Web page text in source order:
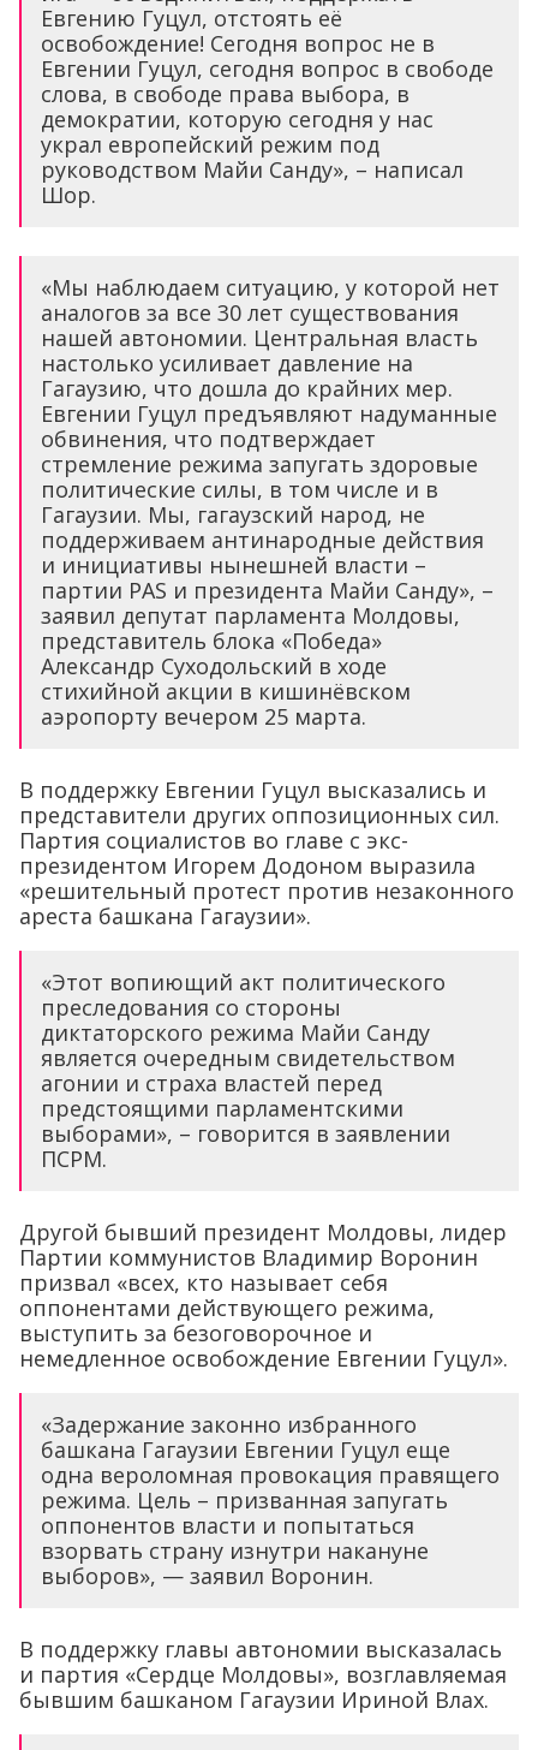
Евгению Гуцул, отстоять её
освобождение! Сегодня вопрос не в
Евгении Гуцул, сегодня вопрос в свободе
слова, в свободе права выбора, в
демократии, которую сегодня у нас
украл европейский режим под
руководством Майи Санду», – написал
Шор.
«Мы наблюдаем ситуацию, у которой нет
аналогов за все 30 лет существования
нашей автономии. Центральная власть
настолько усиливает давление на
Гагаузию, что дошла до крайних мер.
Евгении Гуцул предъявляют надуманные
обвинения, что подтверждает
стремление режима запугать здоровые
политические силы, в том числе и в
Гагаузии. Мы, гагаузский народ, не
поддерживаем антинародные действия
и инициативы нынешней власти –
партии PAS и президента Майи Санду», –
заявил депутат парламента Молдовы,
представитель блока «Победа»
Александр Суходольский в ходе
стихийной акции в кишинёвском
аэропорту вечером 25 марта.
В поддержку Евгении Гуцул высказались и
представители других оппозиционных сил.
Партия социалистов во главе с экс-
президентом Игорем Додоном выразила
«решительный протест против незаконного
ареста башкана Гагаузии».
«Этот вопиющий акт политического
преследования со стороны
диктаторского режима Майи Санду
является очередным свидетельством
агонии и страха властей перед
предстоящими парламентскими
выборами», – говорится в заявлении
ПСРМ.
Другой бывший президент Молдовы, лидер
Партии коммунистов Владимир Воронин
призвал «всех, кто называет себя
оппонентами действующего режима,
выступить за безоговорочное и
немедленное освобождение Евгении Гуцул».
«Задержание законно избранного
башкана Гагаузии Евгении Гуцул еще
одна вероломная провокация правящего
режима. Цель – призванная запугать
оппонентов власти и попытаться
взорвать страну изнутри накануне
выборов», — заявил Воронин.
В поддержку главы автономии высказалась
и партия «Сердце Молдовы», возглавляемая
бывшим башканом Гагаузии Ириной Влах.